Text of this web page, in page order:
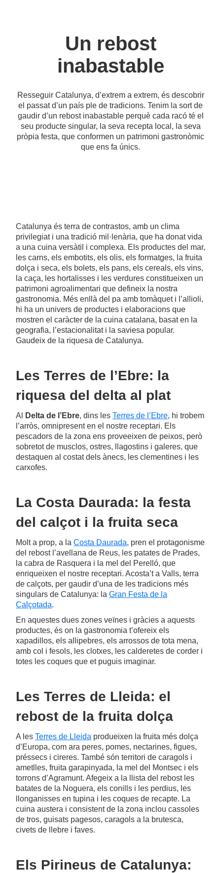
Un rebost
inabastable
Resseguir Catalunya, d’extrem a extrem, és descobrir
el passat d’un país ple de tradicions. Tenim la sort de
gaudir d’un rebost inabastable perquè cada racó té el
seu producte singular, la seva recepta local, la seva
pròpia festa, que conformen un patrimoni gastronòmic
que ens fa únics.
Catalunya és terra de contrastos, amb un clima
privilegiat i una tradició mil·lenària, que ha donat vida
a una cuina versàtil i complexa. Els productes del mar,
les carns, els embotits, els olis, els formatges, la fruita
dolça i seca, els bolets, els pans, els cereals, els vins,
la caça, les hortalisses i les verdures constitueixen un
patrimoni agroalimentari que defineix la nostra
gastronomia. Més enllà del pa amb tomàquet i l’allioli,
hi ha un univers de productes i elaboracions que
mostren el caràcter de la cuina catalana, basat en la
geografia, l’estacionalitat i la saviesa popular.
Gaudeix de la riquesa de Catalunya.
Les Terres de l’Ebre: la
riquesa del delta al plat
Al Delta de l’Ebre, dins les Terres de l’Ebre, hi trobem
l’arròs, omnipresent en el nostre receptari. Els
pescadors de la zona ens proveeixen de peixos, però
sobretot de musclos, ostres, llagostins i galeres, que
destaquen al costat dels ànecs, les clementines i les
carxofes.
La Costa Daurada: la festa
del calçot i la fruita seca
Molt a prop, a la Costa Daurada, pren el protagonisme
del rebost l’avellana de Reus, les patates de Prades,
la cabra de Rasquera i la mel del Perelló, que
enriqueixen el nostre receptari. Acosta’t a Valls, terra
de calçots, per gaudir d’una de les tradicions més
singulars de Catalunya: la Gran Festa de la
Calçotada.
En aquestes dues zones veïnes i gràcies a aquests
productes, és on la gastronomia t’ofereix els
xapadillos, els allipebres, els arrossos de tota mena,
amb col i fesols, les clotxes, les calderetes de corder i
totes les coques que et puguis imaginar.
Les Terres de Lleida: el
rebost de la fruita dolça
A les Terres de Lleida produeixen la fruita més dolça
d’Europa, com ara peres, pomes, nectarines, figues,
préssecs i cireres. També són territori de caragols i
ametlles, fruita garapinyada, la mel del Montsec i els
torrons d’Agramunt. Afegeix a la llista del rebost les
batates de la Noguera, els conills i les perdius, les
llonganisses en tupina i les coques de recapte. La
cuina austera i consistent de la zona inclou cassoles
de tros, guisats pagesos, caragols a la brutesca,
civets de llebre i faves.
Els Pirineus de Catalunya: